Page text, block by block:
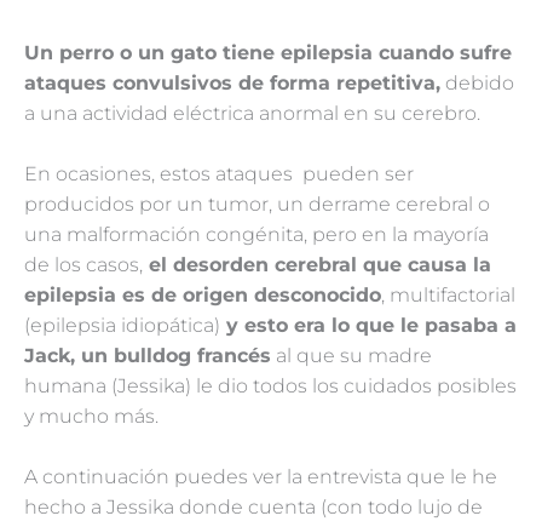
Un perro o un gato tiene epilepsia cuando sufre
ataques convulsivos de forma repetitiva, debido
a una actividad eléctrica anormal en su cerebro.
En ocasiones, estos ataques pueden ser
producidos por un tumor, un derrame cerebral o
una malformación congénita, pero en la mayoría
de los casos, el desorden cerebral que causa la
epilepsia es de origen desconocido, multifactorial
(epilepsia idiopática) y esto era lo que le pasaba a
Jack, un bulldog francés al que su madre
humana (Jessika) le dio todos los cuidados posibles
y mucho más.
A continuación puedes ver la entrevista que le he
hecho a Jessika donde cuenta (con todo lujo de